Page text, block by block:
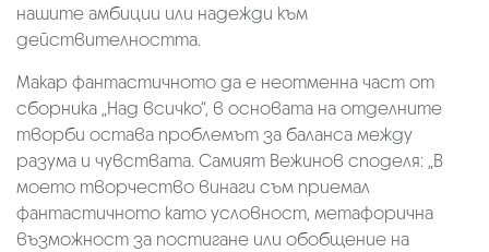
нашите амбиции или надежди към
действителността.
Макар фантастичното да е неотменна част от
сборника „Над всичко“, в основата на отделните
творби остава проблемът за баланса между
разума и чувствата. Самият Вежинов споделя: „В
моето творчество винаги съм приемал
фантастичното като условност, метафорична
възможност за постигане или обобщение на